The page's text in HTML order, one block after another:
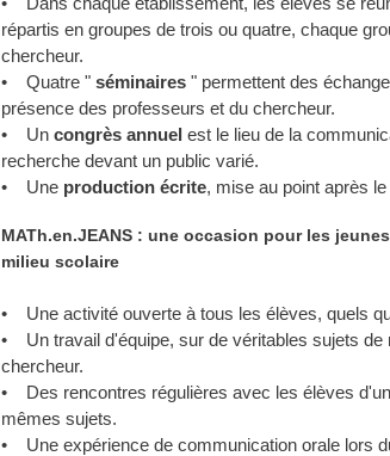
répartis en groupes de trois ou quatre, chaque
chercheur.
• Quatre " séminaires" permettent des
présence des professeurs et du chercheur.
• Un congrès annuel est le lieu de la
recherche devant un public varié.
• Une production écrite, mise au point après
MATh.en.JEANS : une occasion pour les
milieu scolaire
• Une activité ouverte à tous les élèves, quels
• Un travail d'équipe, sur de véritables sujets de
chercheur.
• Des rencontres régulières avec les élèves
mêmes sujets.
• Une expérience de communication orale lors